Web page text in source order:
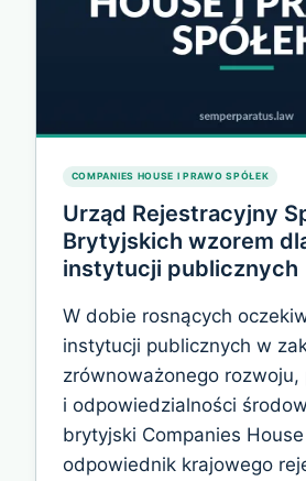
COMPANIES HOUSE I PRAWO SPÓŁEK
Urząd Rejestracyjny
Brytyjskich wzorem
instytucji publicznych
W dobie rosnących
instytucji publicznych w
zrównoważonego rozwoju,
i odpowiedzialności
brytyjski Companies
odpowiednik krajowego